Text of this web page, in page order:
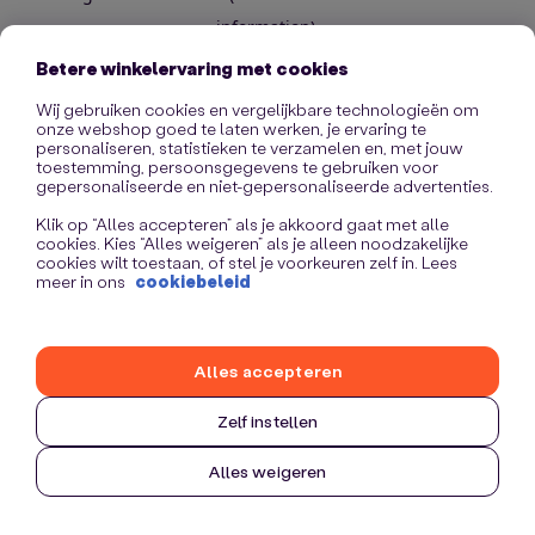
information).
Betere winkelervaring met cookies
Wij gebruiken cookies en vergelijkbare technologieën om
onze webshop goed te laten werken, je ervaring te
personaliseren, statistieken te verzamelen en, met jouw
toestemming, persoonsgegevens te gebruiken voor
gepersonaliseerde en niet-gepersonaliseerde advertenties.
Klik op “Alles accepteren” als je akkoord gaat met alle
cookies. Kies “Alles weigeren” als je alleen noodzakelijke
cookies wilt toestaan, of stel je voorkeuren zelf in. Lees
meer in ons cookiebeleid
Zelf instellen
Alles weigeren
Alles accepteren